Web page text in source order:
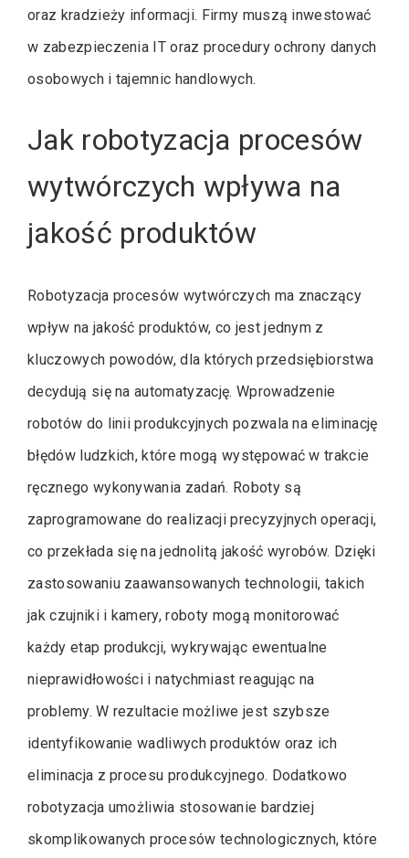
oraz kradzieży informacji. Firmy muszą inwestować
w zabezpieczenia IT oraz procedury ochrony danych
osobowych i tajemnic handlowych.
Jak robotyzacja procesów
wytwórczych wpływa na
jakość produktów
Robotyzacja procesów wytwórczych ma znaczący
wpływ na jakość produktów, co jest jednym z
kluczowych powodów, dla których przedsiębiorstwa
decydują się na automatyzację. Wprowadzenie
robotów do linii produkcyjnych pozwala na eliminację
błędów ludzkich, które mogą występować w trakcie
ręcznego wykonywania zadań. Roboty są
zaprogramowane do realizacji precyzyjnych operacji,
co przekłada się na jednolitą jakość wyrobów. Dzięki
zastosowaniu zaawansowanych technologii, takich
jak czujniki i kamery, roboty mogą monitorować
każdy etap produkcji, wykrywając ewentualne
nieprawidłowości i natychmiast reagując na
problemy. W rezultacie możliwe jest szybsze
identyfikowanie wadliwych produktów oraz ich
eliminacja z procesu produkcyjnego. Dodatkowo
robotyzacja umożliwia stosowanie bardziej
skomplikowanych procesów technologicznych, które